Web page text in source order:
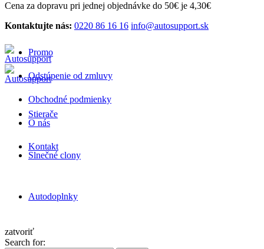
Cena za dopravu pri jednej objednávke do 50€ je 4,30€
Kontaktujte nás: 0220 86 16 16 info@autosupport.sk
Promo
Odstúpenie od zmluvy
Obchodné podmienky
O nás
Kontakt
Stierače
Slnečné clony
Autodoplnky
zatvoriť
Search for: